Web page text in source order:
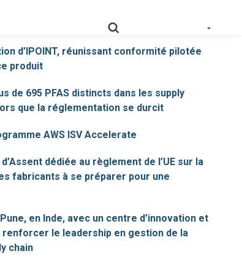
conformité normalisées, validées et
la conformité.
des données sur les profondeurs de la supply
pour répondre aux obligations en matière
Collecter les preuves des fournisseurs pour appuyer
l'évolution des exigences en matière de REP.
d’IPOINT, réunissant conformité pilotée
produit
de 695 PFAS distincts dans les supply
que la réglementation se durcit
AWS ISV Accelerate
dédiée au règlement de l’UE sur la
fabricants à se préparer pour une
en Inde, avec un centre d’innovation et
le leadership en gestion de la
chain